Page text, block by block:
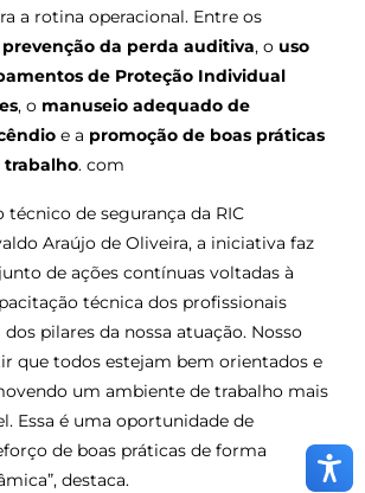
a rotina operacional. Entre os
prevenção da perda auditiva, o uso
de Proteção Individual
, o manuseio adequado de
e a promoção de boas práticas
trabalho. com
de segurança da RIC
Araújo de Oliveira, a iniciativa faz
de ações contínuas voltadas à
técnica dos profissionais
dos pilares da nossa atuação. Nosso
que todos estejam bem orientados e
um ambiente de trabalho mais
Essa é uma oportunidade de
de boas práticas de forma
destaca.